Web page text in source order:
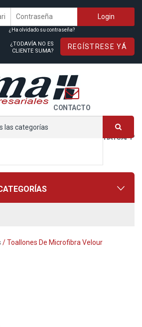
¿Ha olvidado su contraseña?
¿TODAVÍA NO ES
CLIENTE SUMA?
REGÍSTRESE YÁ
WHATSAPP
CONTACTO
las categorías
/ Toallones De Microfibra Velour